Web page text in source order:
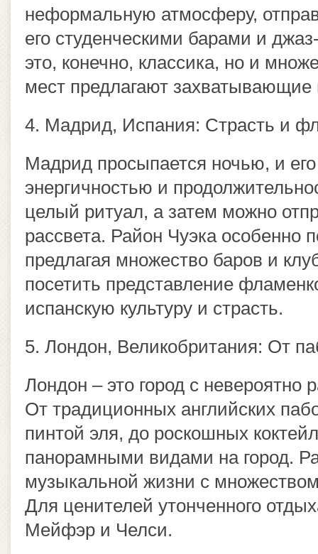
неформальную атмосферу,
его студенческими барами и
это, конечно, классика, но и
мест предлагают захватывающие
4. Мадрид, Испания: Страсть и
Мадрид просыпается ночью, и
энергичностью и
целый ритуал, а затем можно
рассвета. Район Чуэка особенно
предлагая множество баров и
посетить представление
испанскую культуру и страсть.
5. Лондон, Великобритания: От
Лондон – это город с невероятно
От традиционных английских
пинтой эля, до роскошных
панорамными видами на город.
музыкальной жизни с
Для ценителей утонченного
Мейфэр и Челси.